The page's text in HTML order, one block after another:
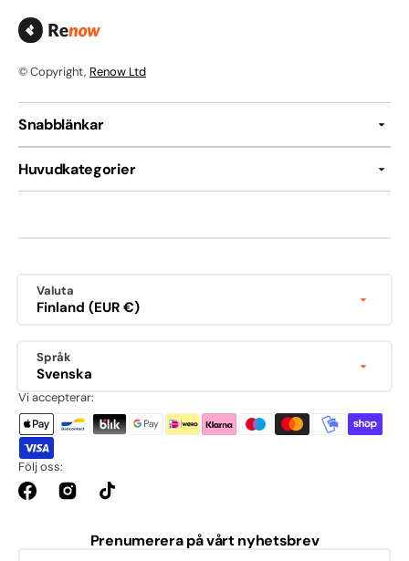
© Copyright, Renow Ltd
Snabblänkar
Huvudkategorier
Valuta
Finland (EUR €)
Språk
Svenska
Vi accepterar:
Följ oss:
FacebookInstagramTikTok
Prenumerera på vårt nyhetsbrev